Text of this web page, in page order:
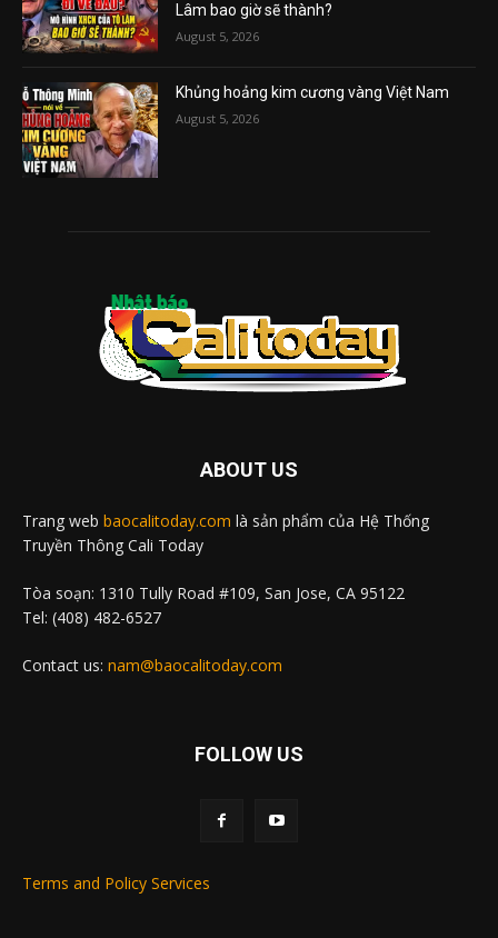
Lâm bao giờ sẽ thành?
August 5, 2026
Khủng hoảng kim cương vàng Việt Nam
August 5, 2026
ABOUT US
Trang web baocalitoday.com là sản phẩm của Hệ Thống
Truyền Thông Cali Today
Tòa soạn: 1310 Tully Road #109, San Jose, CA 95122
Tel: (408) 482-6527
Contact us: nam@baocalitoday.com
FOLLOW US
Terms and Policy Services